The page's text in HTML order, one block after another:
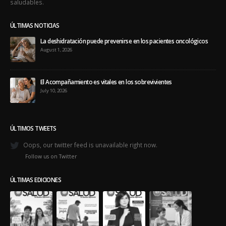
saludables.
ÚLTIMAS NOTICIAS
La deshidratación puede prevenirse en los pacientes oncológicos
August 1, 2026
El Acompañamiento es vitales en los sobrevivientes
July 10, 2026
ÚLTIMOS TWEETS
Oops, our twitter feed is unavailable right now.
Follow us on Twitter
ÚLTIMAS EDICIONES